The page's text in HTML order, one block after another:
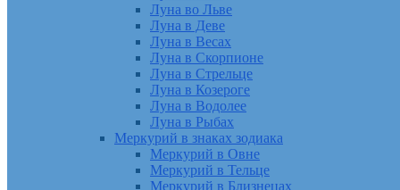
Луна во Льве
Луна в Деве
Луна в Весах
Луна в Скорпионе
Луна в Стрельце
Луна в Козероге
Луна в Водолее
Луна в Рыбах
Меркурий в знаках зодиака
Меркурий в Овне
Меркурий в Тельце
Меркурий в Близнецах